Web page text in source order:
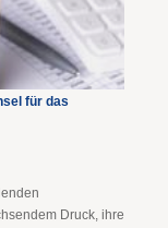
für das
Druck, ihre